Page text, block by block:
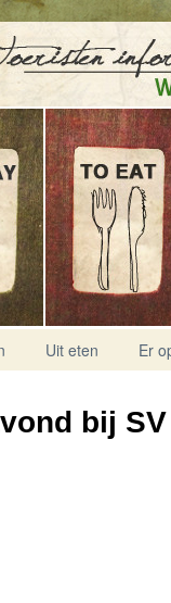
Uit eten Er
bij